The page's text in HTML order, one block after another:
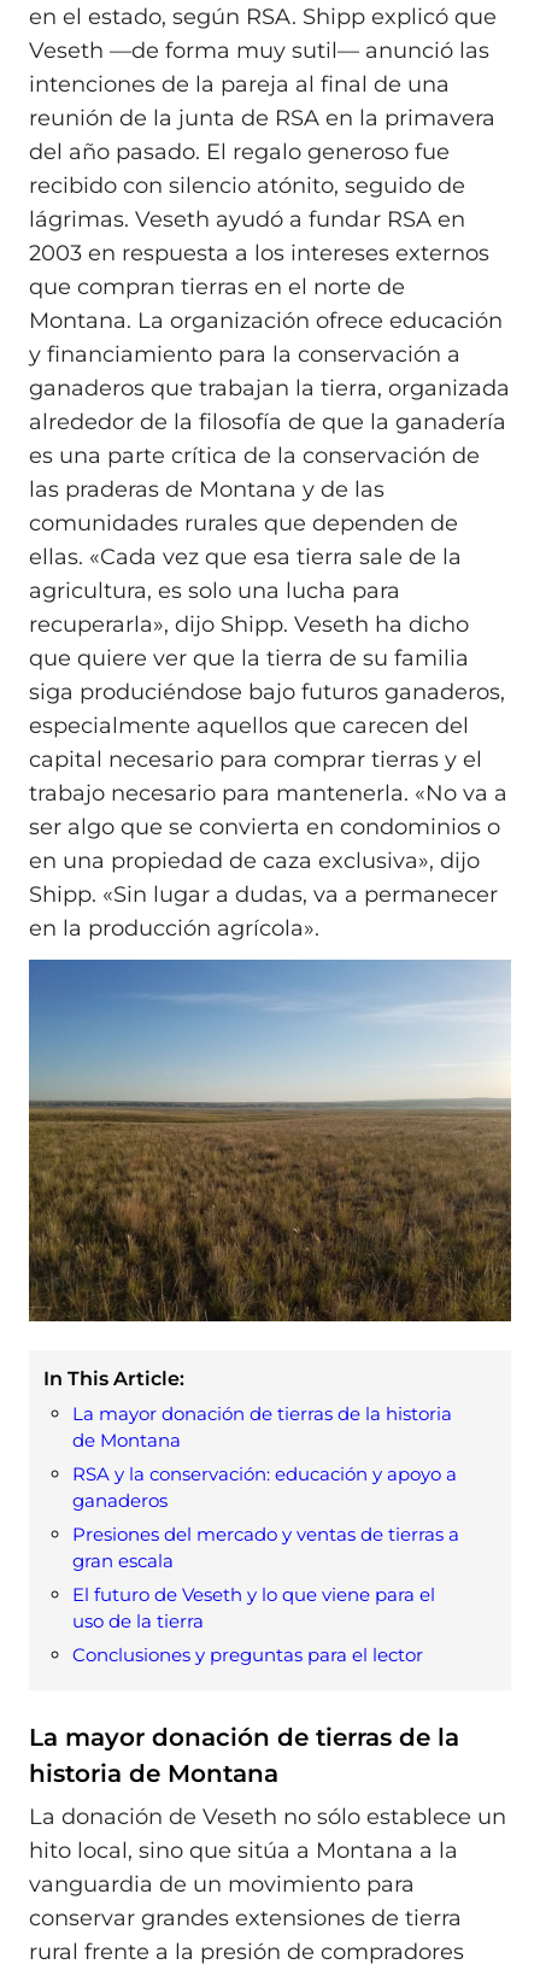
en el estado, según RSA. Shipp explicó que
Veseth —de forma muy sutil— anunció las
intenciones de la pareja al final de una
reunión de la junta de RSA en la primavera
del año pasado. El regalo generoso fue
recibido con silencio atónito, seguido de
lágrimas. Veseth ayudó a fundar RSA en
2003 en respuesta a los intereses externos
que compran tierras en el norte de
Montana. La organización ofrece educación
y financiamiento para la conservación a
ganaderos que trabajan la tierra, organizada
alrededor de la filosofía de que la ganadería
es una parte crítica de la conservación de
las praderas de Montana y de las
comunidades rurales que dependen de
ellas. «Cada vez que esa tierra sale de la
agricultura, es solo una lucha para
recuperarla», dijo Shipp. Veseth ha dicho
que quiere ver que la tierra de su familia
siga produciéndose bajo futuros ganaderos,
especialmente aquellos que carecen del
capital necesario para comprar tierras y el
trabajo necesario para mantenerla. «No va a
ser algo que se convierta en condominios o
en una propiedad de caza exclusiva», dijo
Shipp. «Sin lugar a dudas, va a permanecer
en la producción agrícola».
In This Article:
La mayor donación de tierras de la historia
de Montana
RSA y la conservación: educación y apoyo a
ganaderos
Presiones del mercado y ventas de tierras a
gran escala
El futuro de Veseth y lo que viene para el
uso de la tierra
Conclusiones y preguntas para el lector
La mayor donación de tierras de la
historia de Montana
La donación de Veseth no sólo establece un
hito local, sino que sitúa a Montana a la
vanguardia de un movimiento para
conservar grandes extensiones de tierra
rural frente a la presión de compradores